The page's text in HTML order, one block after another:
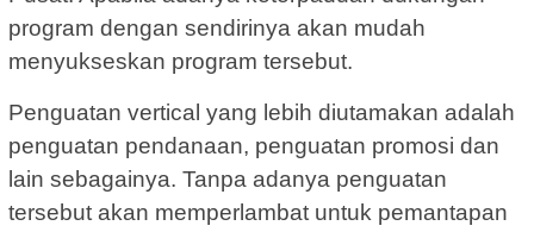
program dengan sendirinya akan mudah
menyukseskan program tersebut.
Penguatan vertical yang lebih diutamakan adalah
penguatan pendanaan, penguatan promosi dan
lain sebagainya. Tanpa adanya penguatan
tersebut akan memperlambat untuk pemantapan